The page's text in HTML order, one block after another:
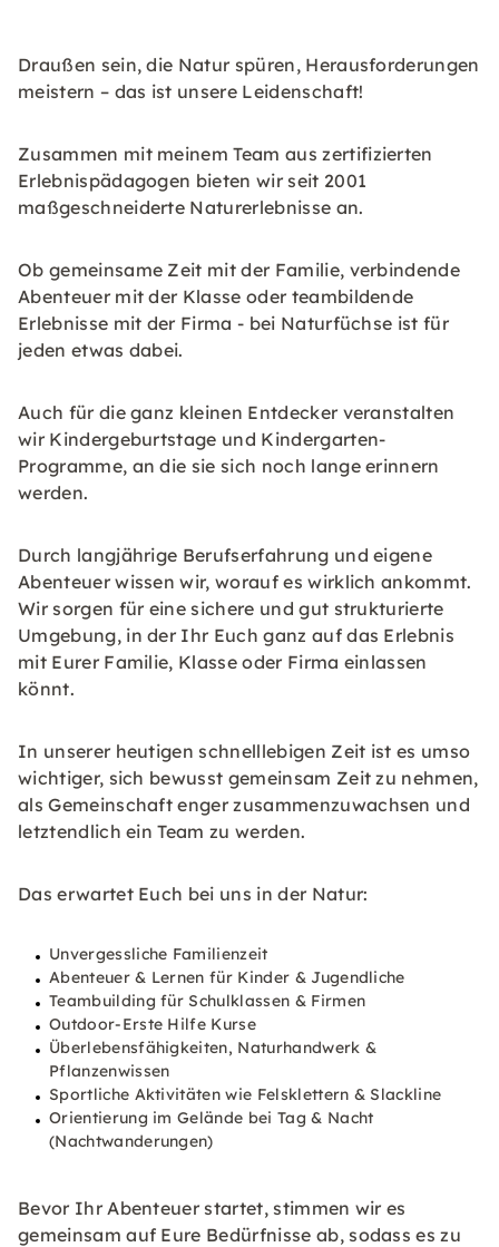
Draußen sein, die Natur spüren, Herausforderungen
meistern – das ist unsere Leidenschaft!
Zusammen mit meinem Team aus zertifizierten
Erlebnispädagogen bieten wir seit 2001
maßgeschneiderte Naturerlebnisse an.
Ob gemeinsame Zeit mit der Familie, verbindende
Abenteuer mit der Klasse oder teambildende
Erlebnisse mit der Firma - bei Naturfüchse ist für
jeden etwas dabei.
Auch für die ganz kleinen Entdecker veranstalten
wir Kindergeburtstage und Kindergarten-
Programme, an die sie sich noch lange erinnern
werden.
Durch langjährige Berufserfahrung und eigene
Abenteuer wissen wir, worauf es wirklich ankommt.
Wir sorgen für eine sichere und gut strukturierte
Umgebung, in der Ihr Euch ganz auf das Erlebnis
mit Eurer Familie, Klasse oder Firma einlassen
könnt.
In unserer heutigen schnelllebigen Zeit ist es umso
wichtiger, sich bewusst gemeinsam Zeit zu nehmen,
als Gemeinschaft enger zusammenzuwachsen und
letztendlich ein Team zu werden.
Das erwartet Euch bei uns in der Natur:
Unvergessliche Familienzeit
Abenteuer & Lernen für Kinder & Jugendliche
Teambuilding für Schulklassen & Firmen
Outdoor-Erste Hilfe Kurse
Überlebensfähigkeiten, Naturhandwerk &
Pflanzenwissen
Sportliche Aktivitäten wie Felsklettern & Slackline
Orientierung im Gelände bei Tag & Nacht
(Nachtwanderungen)
Bevor Ihr Abenteuer startet, stimmen wir es
gemeinsam auf Eure Bedürfnisse ab, sodass es zu